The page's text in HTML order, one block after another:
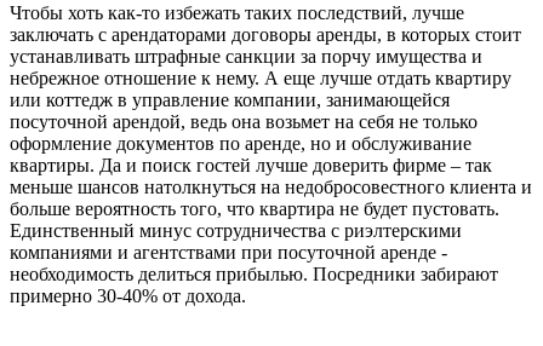
Чтобы хоть как-то избежать таких последствий, лучше
заключать с арендаторами договоры аренды, в которых стоит
устанавливать штрафные санкции за порчу имущества и
небрежное отношение к нему. А еще лучше отдать квартиру
или коттедж в управление компании, занимающейся
посуточной арендой, ведь она возьмет на себя не только
оформление документов по аренде, но и обслуживание
квартиры. Да и поиск гостей лучше доверить фирме – так
меньше шансов натолкнуться на недобросовестного клиента и
больше вероятность того, что квартира не будет пустовать.
Единственный минус сотрудничества с риэлтерскими
компаниями и агентствами при посуточной аренде -
необходимость делиться прибылью. Посредники забирают
примерно 30-40% от дохода.